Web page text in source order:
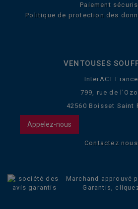
Paiement
Politique de protection des
VENTOUSES
InterACT France
799, rue de
42560 Boisset Saint
Appelez-nous
Contactez nous
Marchand approuvé
Garantis,